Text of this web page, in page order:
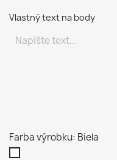
Vlastný text na body
Farba výrobku: Biela